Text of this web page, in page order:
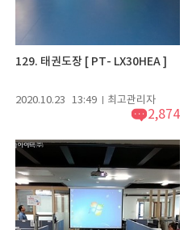
129. 태권도장 [ PT- LX30HEA ]
2020.10.23 13:49 최고관리자
2,874